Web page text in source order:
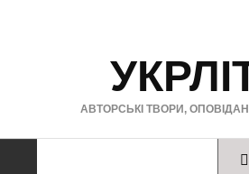
АВТОРСЬКІ ТВОРИ,